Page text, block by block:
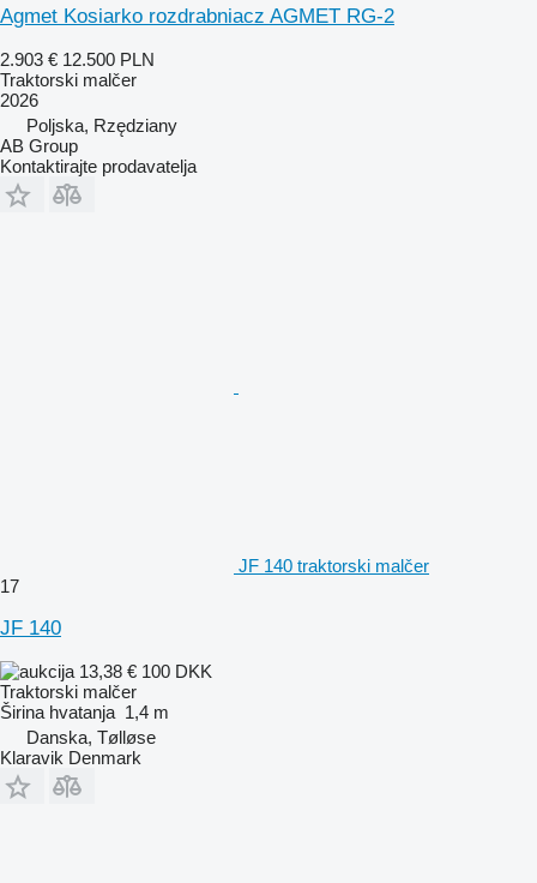
Agmet Kosiarko rozdrabniacz AGMET RG-2
2.903 € 12.500 PLN
Traktorski malčer
2026
Poljska, Rzędziany
AB Group
Kontaktirajte prodavatelja
JF 140 traktorski malčer
17
JF 140
13,38 € 100 DKK
Traktorski malčer
Širina hvatanja 1,4 m
Danska, Tølløse
Klaravik Denmark